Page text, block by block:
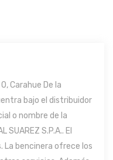
Carahue De la
bajo el distribuidor
o nombre de la
SUAREZ S.P.A.. El
La bencinera ofrece los